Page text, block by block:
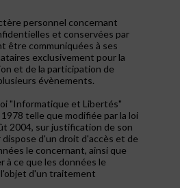
personnel concernant
et conservées par
être communiquées à ses
exclusivement pour la
et de la participation de
évènements.
"Informatique et Libertés"
telle que modifiée par la loi
2004, sur justification de son
d'un droit d'accès et de
le concernant, ainsi que
à ce que les données le
d'un traitement